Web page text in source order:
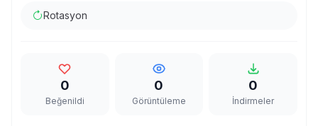
Rotasyon
0
Beğenildi
0
Görüntüleme
0
İndirmeler